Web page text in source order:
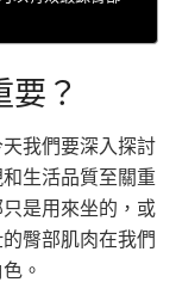
？
我們要深入探討
生活品質至關重
是用來坐的，或
臀部肌肉在我們
。